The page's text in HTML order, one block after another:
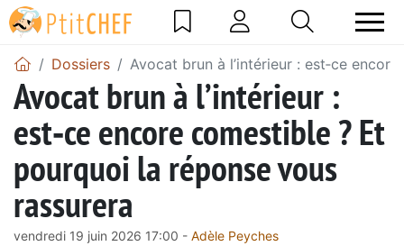
Dossiers Avocat brun à l’intérieur : est‑ce
Avocat brun à l’intérieur :
est‑ce encore comestible ? Et
pourquoi la réponse vous
rassurera
vendredi 19 juin 2026 17:00 - Adèle Peyches